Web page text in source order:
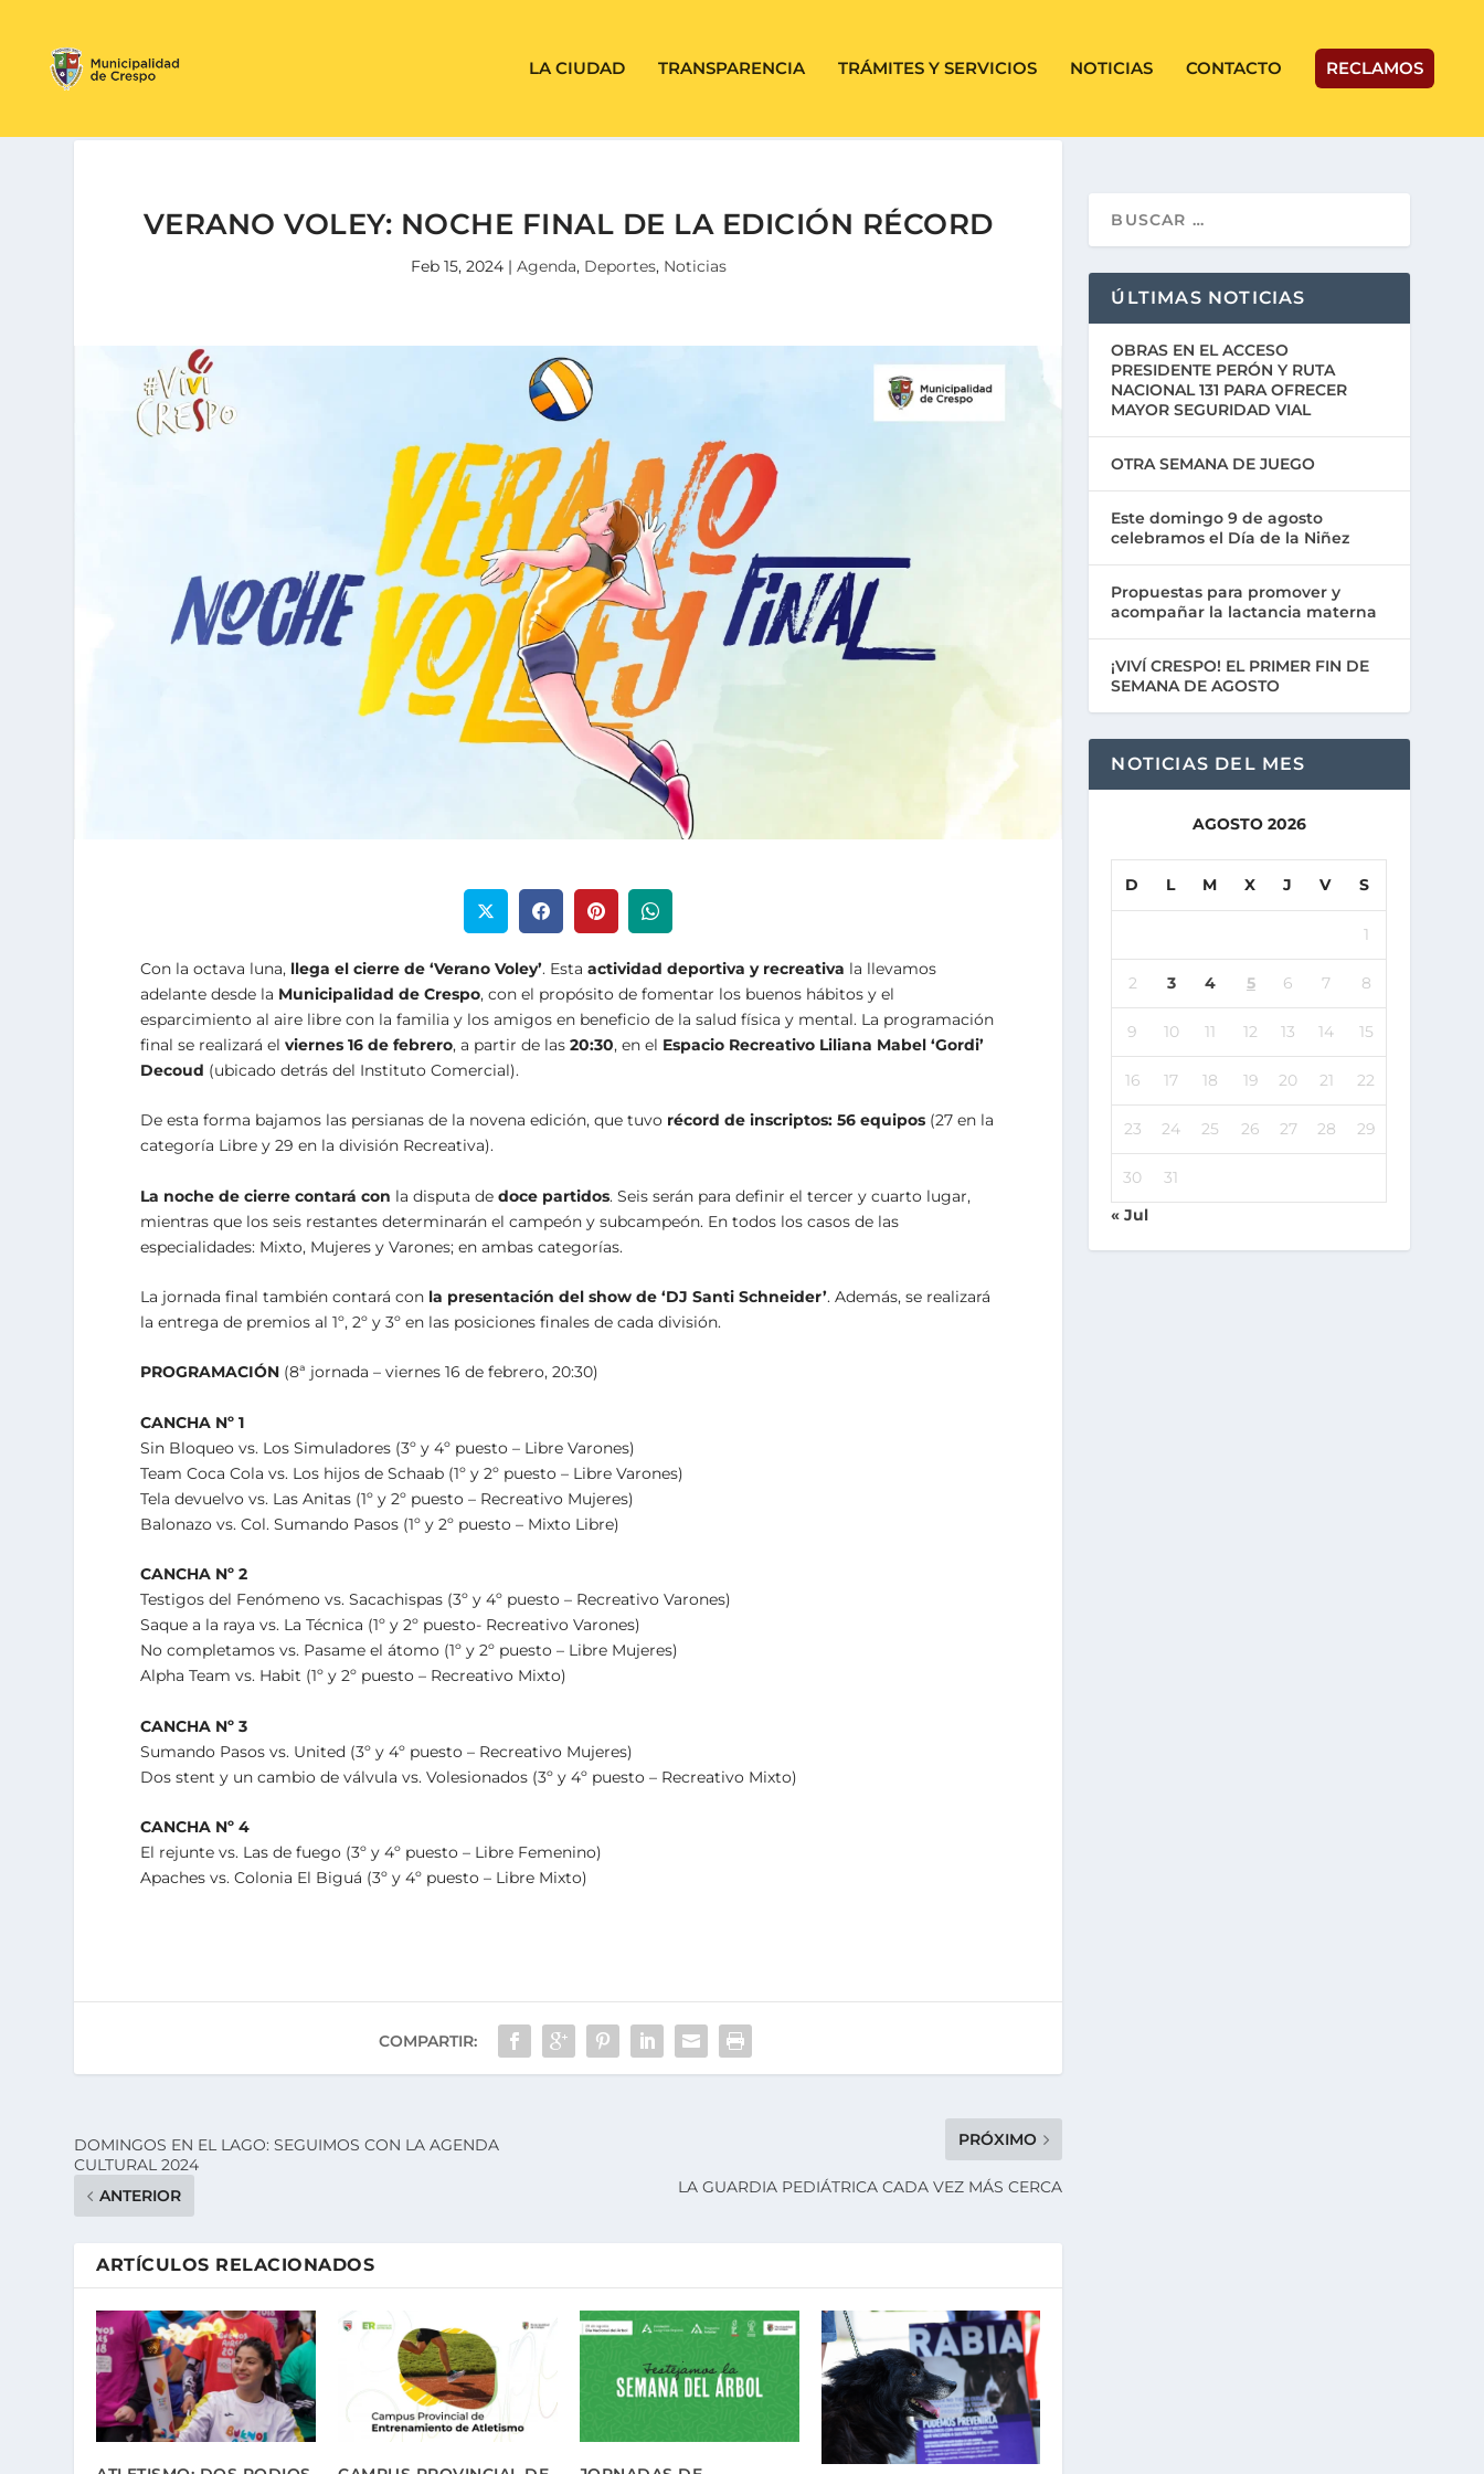
LA CIUDAD TRANSPARENCIA TRÁMITES Y SERVICIOS NOTICIAS CONTACTO RECLAMOS
VERANO VOLEY: NOCHE FINAL DE LA EDICIÓN RÉCORD
Feb 15, 2024| Agenda, Deportes, Noticias
Con la octava luna, llega el cierre de ‘Verano Voley’. Estaactividad deportiva y recreativa la llevamos
adelante desde la Municipalidad de Crespo, con el propósito de fomentar los buenos hábitos y el
esparcimiento al aire libre con la familia y los amigos en beneficio de la salud física y mental. La programación
final se realizará elviernes 16 de febrero, a partir de las20:30, en el Espacio Recreativo Liliana Mabel ‘Gordi’
Decoud (ubicado detrás del Instituto Comercial).
De esta forma bajamos las persianas de la novena edición, que tuvo récord de inscriptos: 56 equipos (27 en la
categoría Libre y 29 en la división Recreativa).
La noche de cierre contará con la disputa dedoce partidos. Seis serán para definir el tercer y cuarto lugar,
mientras que los seis restantes determinarán el campeón y subcampeón. En todos los casos de las
especialidades: Mixto, Mujeres y Varones; en ambas categorías.
La jornada final también contará con la presentación del show de ‘DJ Santi Schneider’. Además, se realizará
la entrega de premios al 1º, 2º y 3º en las posiciones finales de cada división.
PROGRAMACIÓN (8ª jornada – viernes 16 de febrero, 20:30)
CANCHA Nº 1
Sin Bloqueo vs. Los Simuladores (3º y 4º puesto – Libre Varones)
Team Coca Cola vs. Los hijos de Schaab (1º y 2º puesto – Libre Varones)
Tela devuelvo vs. Las Anitas (1º y 2º puesto – Recreativo Mujeres)
Balonazo vs. Col. Sumando Pasos (1º y 2º puesto – Mixto Libre)
CANCHA Nº 2
Testigos del Fenómeno vs. Sacachispas (3º y 4º puesto – Recreativo Varones)
Saque a la raya vs. La Técnica (1º y 2º puesto- Recreativo Varones)
No completamos vs. Pasame el átomo (1º y 2º puesto – Libre Mujeres)
Alpha Team vs. Habit (1º y 2º puesto – Recreativo Mixto)
CANCHA Nº 3
Sumando Pasos vs. United (3º y 4º puesto – Recreativo Mujeres)
Dos stent y un cambio de válvula vs. Volesionados (3º y 4º puesto – Recreativo Mixto)
CANCHA Nº 4
El rejunte vs. Las de fuego (3º y 4º puesto – Libre Femenino)
Apaches vs. Colonia El Biguá (3º y 4º puesto – Libre Mixto)
COMPARTIR:
DOMINGOS EN EL LAGO: SEGUIMOS CON LA AGENDA
CULTURAL 2024
ANTERIOR
PRÓXIMO
LA GUARDIA PEDIÁTRICA CADA VEZ MÁS CERCA
ARTÍCULOS RELACIONADOS
ÚLTIMAS NOTICIAS
OBRAS EN EL ACCESO
PRESIDENTE PERÓN Y RUTA
NACIONAL 131 PARA OFRECER
MAYOR SEGURIDAD VIAL
OTRA SEMANA DE JUEGO
Este domingo 9 de agosto
celebramos el Día de la Niñez
Propuestas para promover y
acompañar la lactancia materna
¡VIVÍ CRESPO! EL PRIMER FIN DE
SEMANA DE AGOSTO
NOTICIAS DEL MES
AGOSTO 2026
D L M X J V S
1
2 3 4 5 6 7 8
9 10 11 12 13 14 15
16 17 18 19 20 21 22
23 24 25 26 27 28 29
30
31
« Jul